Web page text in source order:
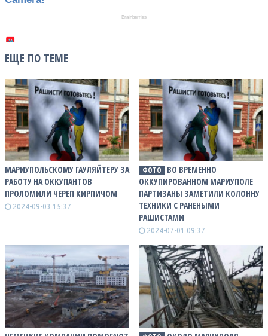
ЕЩЕ ПО ТЕМЕ
МАРИУПОЛЬСКОМУ ГАУЛЯЙТЕРУ ЗА
РАБОТУ НА ОККУПАНТОВ
ПРОЛОМИЛИ ЧЕРЕП КИРПИЧОМ
2024-09-03 15:37
ФОТО
ВО ВРЕМЕННО
ОККУПИРОВАННОМ МАРИУПОЛЕ
ПАРТИЗАНЫ ЗАМЕТИЛИ КОЛОННУ
ТЕХНИКИ С РАНЕНЫМИ
РАШИСТАМИ
2024-07-01 09:37